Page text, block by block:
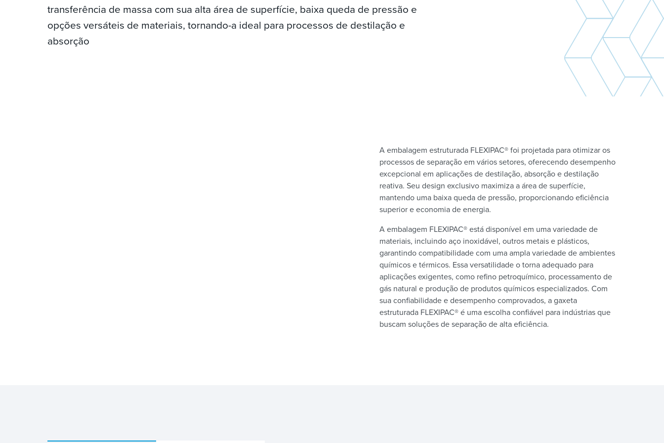
transferência de massa com sua alta área de superfície, baixa queda de pressão e
opções versáteis de materiais, tornando-a ideal para processos de destilação e
absorção
A embalagem estruturada FLEXIPAC® foi projetada para otimizar os
processos de separação em vários setores, oferecendo desempenho
excepcional em aplicações de destilação, absorção e destilação
reativa. Seu design exclusivo maximiza a área de superfície,
mantendo uma baixa queda de pressão, proporcionando eficiência
superior e economia de energia.
A embalagem FLEXIPAC® está disponível em uma variedade de
materiais, incluindo aço inoxidável, outros metais e plásticos,
garantindo compatibilidade com uma ampla variedade de ambientes
químicos e térmicos. Essa versatilidade o torna adequado para
aplicações exigentes, como refino petroquímico, processamento de
gás natural e produção de produtos químicos especializados. Com
sua confiabilidade e desempenho comprovados, a gaxeta
estruturada FLEXIPAC® é uma escolha confiável para indústrias que
buscam soluções de separação de alta eficiência.